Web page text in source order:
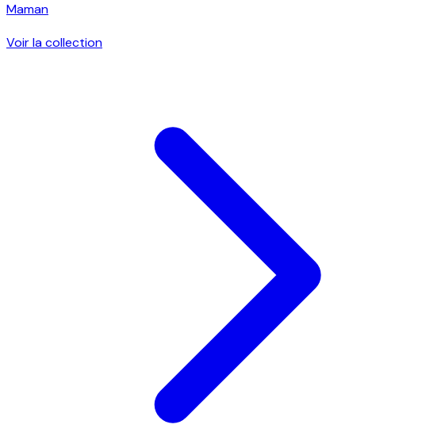
Maman
Voir la collection